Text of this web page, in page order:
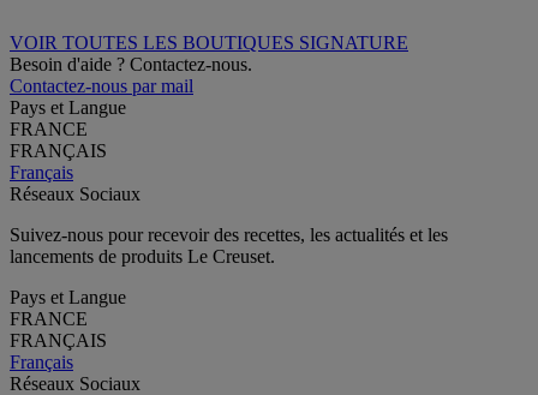
VOIR TOUTES LES BOUTIQUES SIGNATURE
Besoin d'aide ? Contactez-nous.
Contactez-nous par mail
Pays et Langue
FRANCE
FRANÇAIS
Français
Réseaux Sociaux
Suivez-nous pour recevoir des recettes, les actualités et les
lancements de produits Le Creuset.
Pays et Langue
FRANCE
FRANÇAIS
Français
Réseaux Sociaux